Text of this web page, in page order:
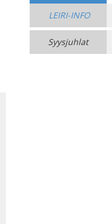
LEIRI-INFO
Syysjuhlat